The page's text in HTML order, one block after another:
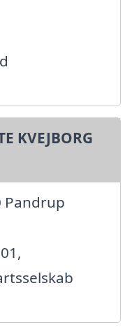
KVEJBORG
Pandrup